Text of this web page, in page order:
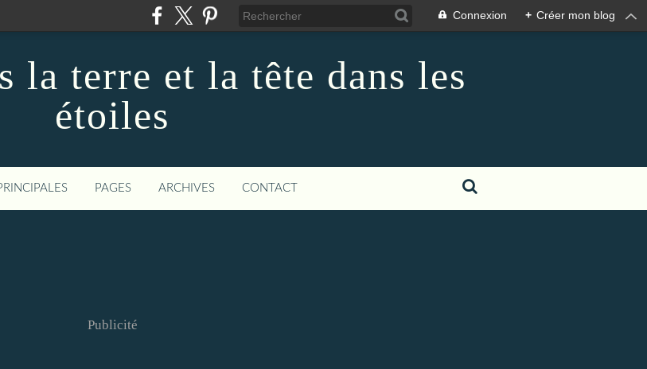
Connexion + Créer mon blog
la terre et la tête dans les
étoiles
PAGES ARCHIVES CONTACT
Publicité